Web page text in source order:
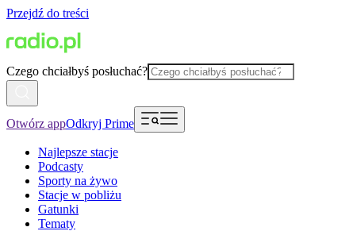
Przejdź do treści
Czego chciałbyś posłuchać?
Otwórz appOdkryj Prime
Najlepsze stacje
Podcasty
Sporty na żywo
Stacje w pobliżu
Gatunki
Tematy